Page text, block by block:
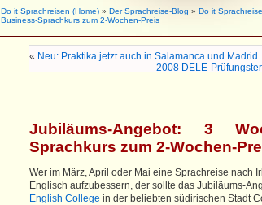
Do it Sprachreisen (Home) » Der Sprachreise-Blog » Do it
Business-Sprachkurs zum 2-Wochen-Preis
« Neu: Praktika jetzt auch in Salamanca und Madrid
2008 DELE-
Jubiläums-Angebot: 3
Sprachkurs zum 2-Wochen-
Wer im März, April oder Mai eine Sprachreise nach
Englisch aufzubessern, der sollte das Jubiläums-
English College in der beliebten südirischen Stadt